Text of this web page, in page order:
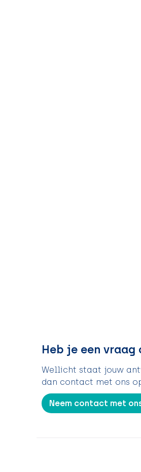
Heb je een
Wellicht staat jouw
dan contact met ons
Neem contact met